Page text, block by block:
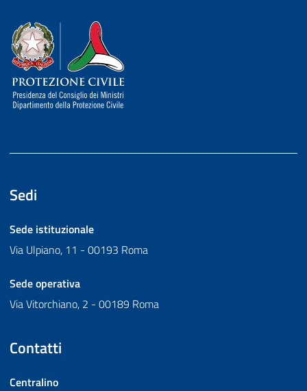
Dipartimento della Protezione Civile
Sedi
Sede istituzionale
Via Ulpiano, 11 - 00193 Roma
Sede operativa
Via Vitorchiano, 2 - 00189 Roma
Contatti
Centralino